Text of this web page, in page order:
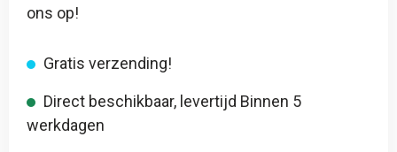
ons op!
Gratis verzending!
Direct beschikbaar, levertijd Binnen 5
werkdagen